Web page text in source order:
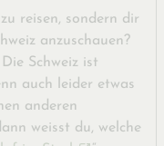
reisen, sondern dir
anzuschauen?
Schweiz ist
auch leider etwas
anderen
weisst du, welche